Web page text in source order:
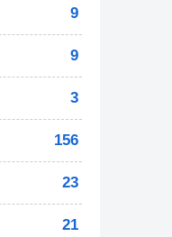
9
9
3
156
23
21